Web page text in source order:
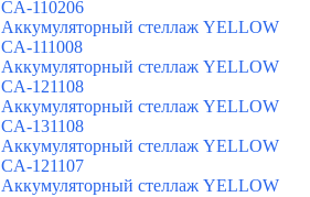
CA-110206
Аккумуляторный стеллаж YELLOW
CA-111008
Аккумуляторный стеллаж YELLOW
CA-121108
Аккумуляторный стеллаж YELLOW
CA-131108
Аккумуляторный стеллаж YELLOW
CA-121107
Аккумуляторный стеллаж YELLOW